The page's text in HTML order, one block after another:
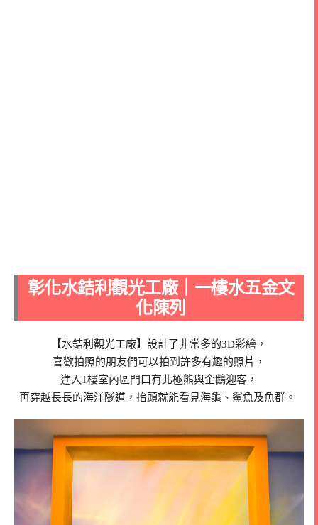
彰化水銡利觀光工廠｜ 一樓水五金文
化陳列
【水銡利觀光工廠】設計了非常多的3D彩繪，
喜歡拍照的朋友們可以拍到許多有趣的照片，
進入1樓室內區門口有北極熊與企鵝迎客，
再穿越長長的海洋隧道，抬頭就能看見海龜、鯊魚及魚群。